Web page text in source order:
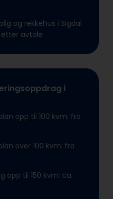
og rekkehus i Sigdal
etter avtale
i
opp til 100 kvm: fra
over 100 kvm: fra
opp til 150 kvm: ca.